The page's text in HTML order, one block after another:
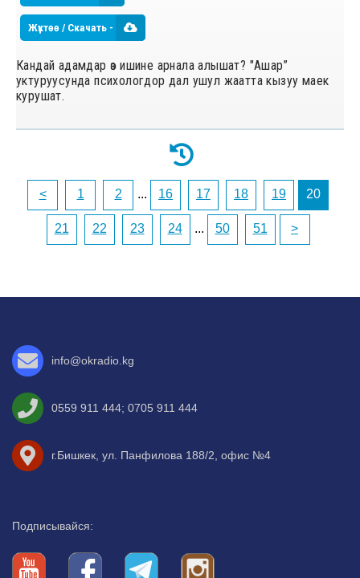
Жүктөө / Скачать -
Кандай адамдар ѳз ишине арнала алышат? "Ашар”
уктуруусунда психологдор дал ушул жаатта кызуу маек
курушат.
< 1 2 ... 16 17 18 19 20
21 22 23 24 ... 50 51 >
info@okradio.kg
0559 911 444; 0705 911 444
г.Бишкек, ул. Панфилова 188/2, офис №4
Подписывайся: